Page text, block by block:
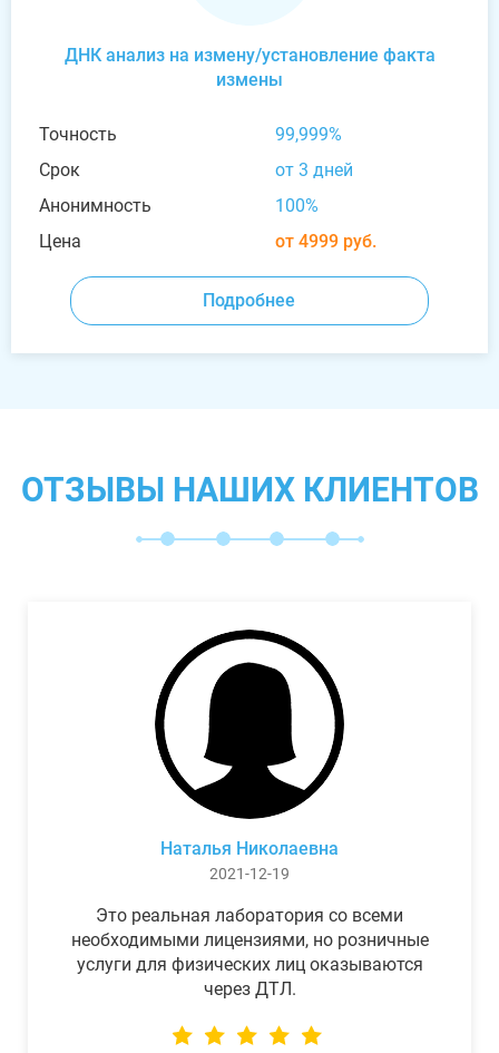
ДНК анализ на измену/установление факта
измены
Точность
99,999%
Срок
от 3 дней
Анонимность
100%
Цена
от 4999 руб.
Подробнее
ОТЗЫВЫ НАШИХ КЛИЕНТОВ
Наталья Николаевна
2021-12-19
Это реальная лаборатория со всеми
необходимыми лицензиями, но розничные
услуги для физических лиц оказываются
через ДТЛ.